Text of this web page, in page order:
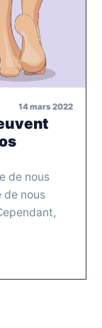
14 mars 2022
de nous
de nous